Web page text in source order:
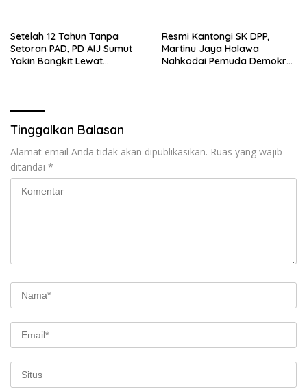
Setelah 12 Tahun Tanpa
Setoran PAD, PD AIJ Sumut
Yakin Bangkit Lewat
Resmi Kantongi SK DPP,
Martinu Jaya Halawa
Nahkodai Pemuda Demokrat
Tinggalkan Balasan
Alamat email Anda tidak akan dipublikasikan. Ruas yang wajib
ditandai *